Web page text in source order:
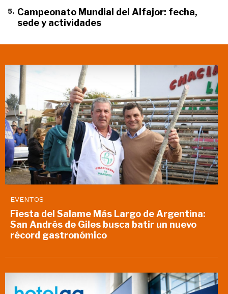
5. Campeonato Mundial del Alfajor: fecha,
sede y actividades
EVENTOS
Fiesta del Salame Más Largo de Argentina:
San Andrés de Giles busca batir un nuevo
récord gastronómico